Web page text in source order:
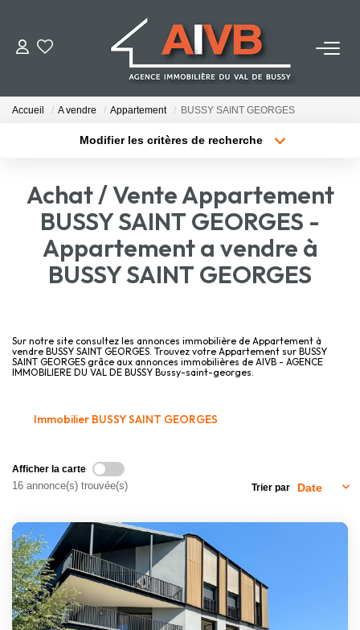
ACHETER
BIENS VENDUS
NOTRE AGENCE
Notre Équipe
Nous Rejoindre
CONTACT
Accueil A vendre Appartement BUSSY SAINT GEORGES
Modifier les critères de recherche
Surface min Budget max
Plus de critères Créer une alerte
Achat / Vente Appartement
BUSSY SAINT GEORGES -
Appartement a vendre à
BUSSY SAINT GEORGES
Sur notre site consultez les annonces immobilière de Appartement à
vendre BUSSY SAINT GEORGES. Trouvez votre Appartement sur BUSSY
SAINT GEORGES grâce aux annonces immobilières de AIVB - AGENCE
IMMOBILIERE DU VAL DE BUSSY Bussy-saint-georges.
Immobilier BUSSY SAINT GEORGES
Afficher la carte
16 annonce(s) trouvée(s) Trier par